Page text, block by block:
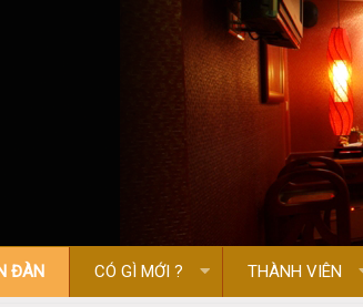
ĐÀN CÓ GÌ MỚI ? THÀNH VIÊN